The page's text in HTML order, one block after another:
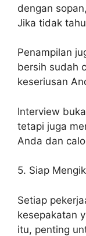
dengan
Jika tidak
Penampilan
bersih sudah
keseriusan
Interview
tetapi juga
Anda dan
5. Siap
Setiap
kesepakatan
itu, penting